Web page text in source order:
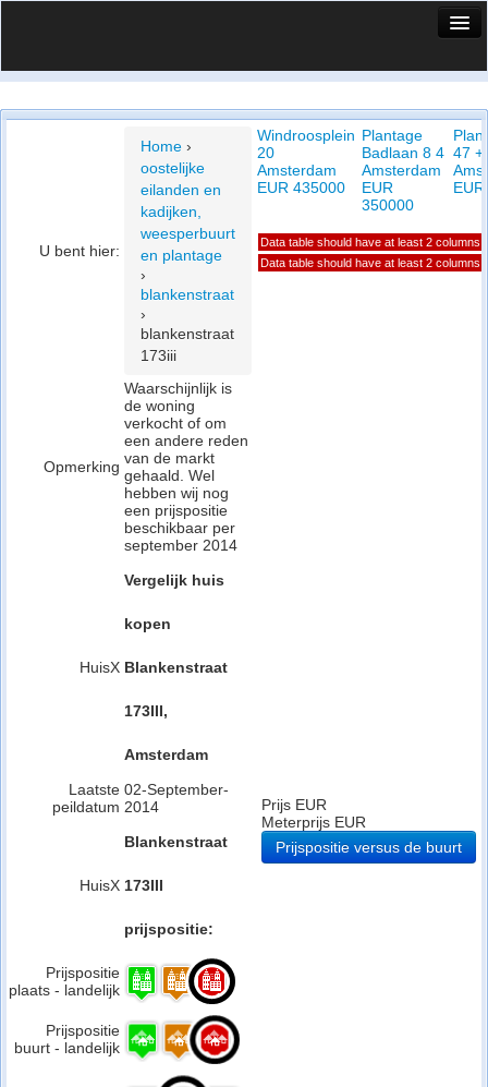
Vergelijk prijsposities - wijk
U bent hier:
Home ›
oostelijke
eilanden en
kadijken,
weesperbuurt
en plantage
›
blankenstraat
›
blankenstraat
173iii
Opmerking
Waarschijnlijk is
de woning
verkocht of om
een andere reden
van de markt
gehaald. Wel
hebben wij nog
een prijspositie
beschikbaar per
september 2014
HuisX
Vergelijk huis
kopen
Blankenstraat
173III,
Amsterdam
Laatste
peildatum
02-September-
2014
HuisX
Blankenstraat
173III
prijspositie:
Prijspositie
plaats - landelijk
Prijspositie
buurt - landelijk
Windroosplein
20
Amsterdam
EUR 435000
Plantage
Badlaan 8 4
Amsterdam
EUR
350000
47
Data table should have at least 2 columns
Data table should have at least 2 columns
Prijs EUR
Meterprijs EUR
Prijspositie versus de buurt